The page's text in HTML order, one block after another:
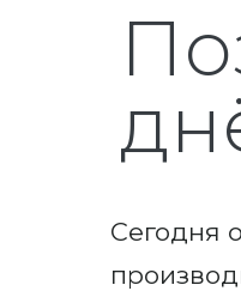
Сегодня